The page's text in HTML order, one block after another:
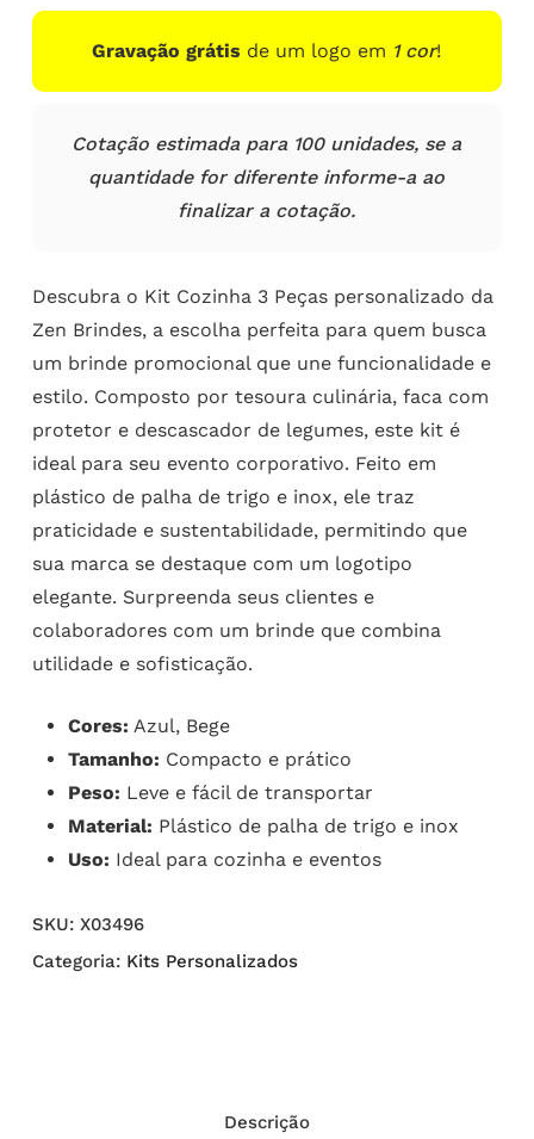
Gravação grátis de um logo em 1 cor!
Cotação estimada para 100 unidades, se a
quantidade for diferente informe-a ao
finalizar a cotação.
Descubra o Kit Cozinha 3 Peças personalizado da
Zen Brindes, a escolha perfeita para quem busca
um brinde promocional que une funcionalidade e
estilo. Composto por tesoura culinária, faca com
protetor e descascador de legumes, este kit é
ideal para seu evento corporativo. Feito em
plástico de palha de trigo e inox, ele traz
praticidade e sustentabilidade, permitindo que
sua marca se destaque com um logotipo
elegante. Surpreenda seus clientes e
colaboradores com um brinde que combina
utilidade e sofisticação.
Cores: Azul, Bege
Tamanho: Compacto e prático
Peso: Leve e fácil de transportar
Material: Plástico de palha de trigo e inox
Uso: Ideal para cozinha e eventos
SKU: X03496
Categoria: Kits Personalizados
Descrição